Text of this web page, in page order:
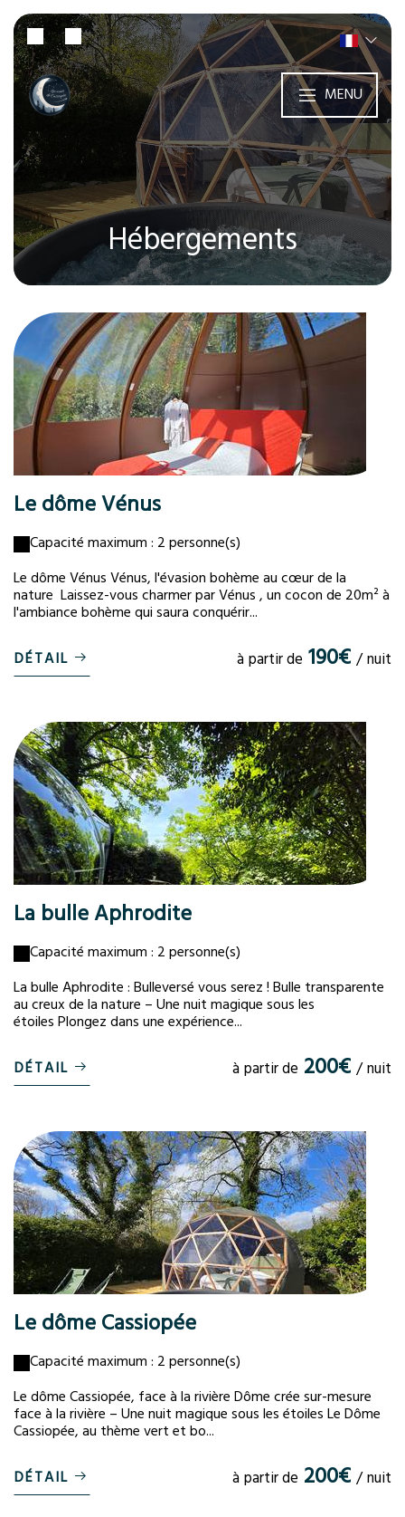
MENU
Hébergements
Le dôme Vénus
Capacité maximum : 2 personne(s)
Le dôme Vénus Vénus, l'évasion bohème au cœur de la
nature Laissez-vous charmer par Vénus , un cocon de 20m² à
l'ambiance bohème qui saura conquérir...
DÉTAIL
à partir de 190€ / nuit
La bulle Aphrodite
Capacité maximum : 2 personne(s)
La bulle Aphrodite : Bulleversé vous serez ! Bulle transparente
au creux de la nature – Une nuit magique sous les
étoiles Plongez dans une expérience...
DÉTAIL
à partir de 200€ / nuit
Le dôme Cassiopée
Capacité maximum : 2 personne(s)
Le dôme Cassiopée, face à la rivière Dôme crée sur-mesure
face à la rivière – Une nuit magique sous les étoiles Le Dôme
Cassiopée, au thème vert et bo...
DÉTAIL
à partir de 200€ / nuit